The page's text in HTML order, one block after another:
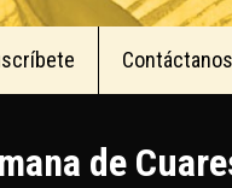
Contáctanos
de